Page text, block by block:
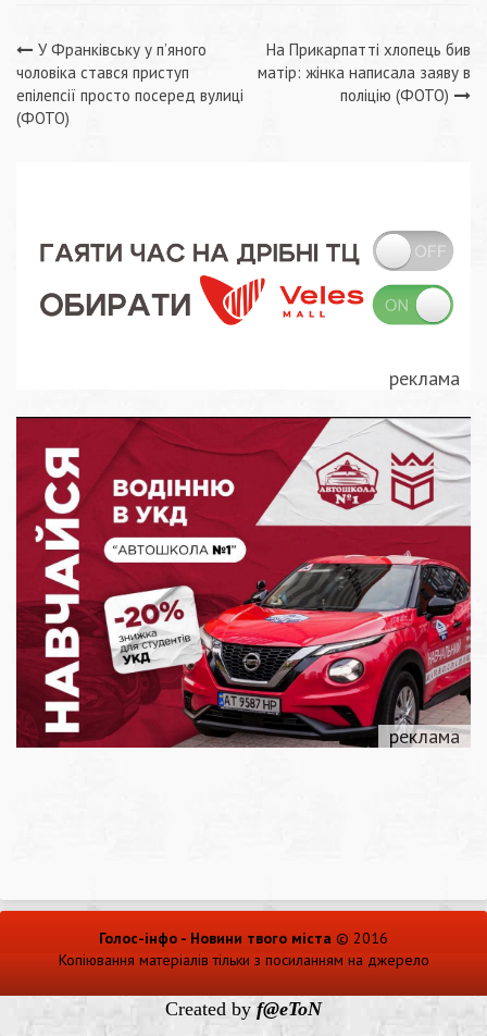
Навігація
записів
У Франківську у п’яного
чоловіка стався приступ
епілепсії просто посеред вулиці
(ФОТО)
На Прикарпатті хлопець бив
матір: жінка написала заяву в
поліцію (ФОТО)
Голос-інфо - Новини твого міста © 2016
Копіювання матеріалів тільки з посиланням на джерело
Created by f@eToN